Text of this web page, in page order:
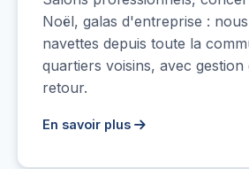
Noël, galas d'entreprise :
navettes depuis toute la
quartiers voisins, avec
retour.
En savoir plus